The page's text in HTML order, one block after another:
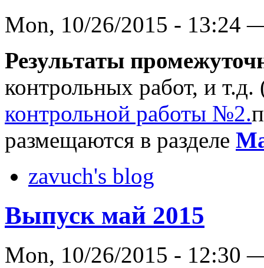
Mon, 10/26/2015 - 13:24
Результаты
контрольных работ, и
контрольной работы №2.
размещаются в разделе
zavuch's blog
Выпуск май 2015
Mon, 10/26/2015 - 12:30